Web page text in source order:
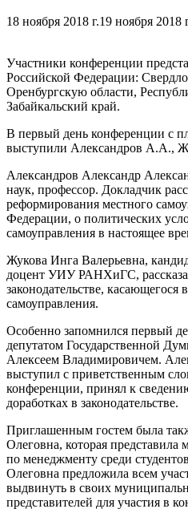
18 ноября 2018 г.19 ноября 2018
Участники конференции
Российской Федерации:
Оренбургскую области,
Забайкальский край.
В первый день конференции с
выступили Александров А.А.,
Александров Александр
наук, профессор. Докладчик
реформирования местного
Федерации, о политических
самоуправления в настоящее
Жукова Инга Валерьевна,
доцент УИУ РАНХиГС,
законодательстве, касающегося
самоуправления.
Особенно запомнился первый
депутатом Государственной
Алексеем Владимировичем.
выступил с приветственным
конференции, принял к
доработках в законодательстве.
Приглашенным гостем была
Олеговна, которая
по менеджменту среди
Олеговна предложила всем
выдвинуть в своих
представителей для участия в